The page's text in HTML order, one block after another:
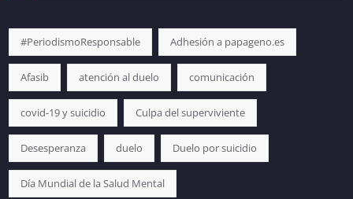
#PeriodismoResponsable Adhesión a papageno.es
Afasib atención al duelo comunicación
covid-19 y suicidio Culpa del superviviente
Desesperanza duelo Duelo por suicidio
Día Mundial de la Salud Mental